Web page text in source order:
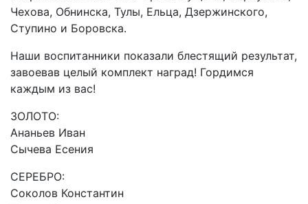
Чехова, Обнинска, Тулы, Ельца, Дзержинского,
Ступино и Боровска.
Наши воспитанники показали блестящий результат,
завоевав целый комплект наград! Гордимся
каждым из вас!
ЗОЛОТО:
Ананьев Иван
Сычева Есения
СЕРЕБРО:
Соколов Константин